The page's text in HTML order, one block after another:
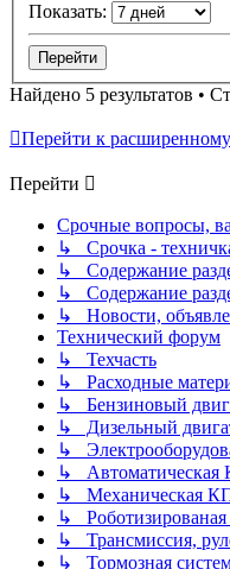
Показать:
Найдено 5 результатов •
Перейти к
Перейти
Срочные вопросы,
↳ Срочка -
↳ Содержание
↳ Содержание
↳ Новости,
Технический форум
↳ Техчасть
↳ Расходные
↳ Бензиновый
↳ Дизельный
↳
↳
↳ Механическая
↳
↳ Трансмиссия,
↳ Тормозная